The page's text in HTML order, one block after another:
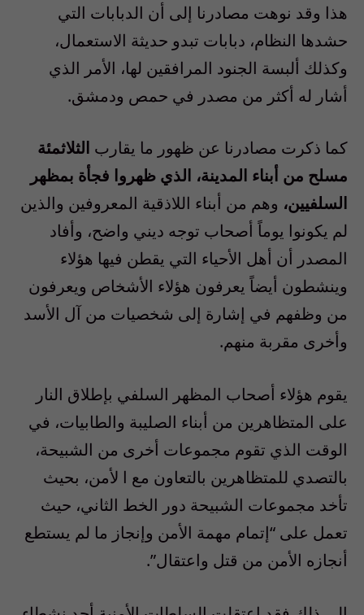
هذا وقد نوهت مصادرنا إلى أن الدبابات التي
حشدها النظام، دبابات تبدو حديثة الاستعمال،
وكذلك ألبسة الجنود المرافقين لها، الأمر الذي
أشار له أكثر من مصدر في حمص ودمشق.
كما ذكرت مصادرنا عن ظهور ما يقارب الثلاثمئة
مسلح من أبناء المدينة، الذي ظهروا فجأة بمظهر
السلفيين، وهم من أبناء اللاذقية المعروفين والذين
لم يكونوا يوماً أصحاب توجه ديني واضح، وأفاد
المصدر أن أهل الأحياء التي يقطن فيها هؤلاء
وينشطون أيضاً يعرفون هؤلاء الأشخاص ويعرفون
من وظفهم في إشارة إلى شخصيات من آل الأسد
وأخرى مقربة منهم.
يقوم هؤلاء أصحاب المظهر السلفي بإطلاق النار
على المتظاهرين من أبناء الصليبة والطابيات، في
الوقت الذي تقوم مجموعات أخرى من الشبيحة،
بالتصدي للمتظاهرين بالتعاون مع ا لأمن، بحيث
تأخد مجموعات الشبيحة دور الخط الثاني، حيث
تعمل على “إتمام مهمة الأمن وإنجاز ما لم يستطع
أنجازه الأمن من قتل واعتقال”.